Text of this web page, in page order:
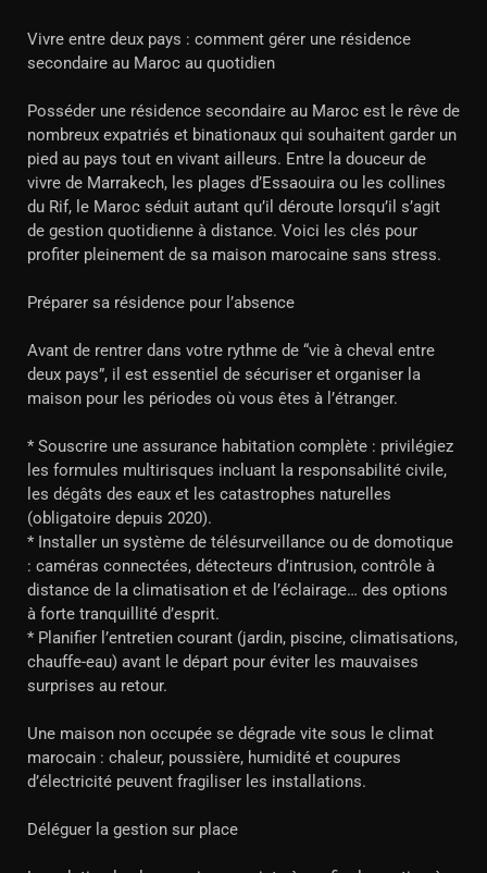
Vivre entre deux pays : comment gérer une résidence
secondaire au Maroc au quotidien
Posséder une résidence secondaire au Maroc est le rêve de
nombreux expatriés et binationaux qui souhaitent garder un
pied au pays tout en vivant ailleurs. Entre la douceur de
vivre de Marrakech, les plages d’Essaouira ou les collines
du Rif, le Maroc séduit autant qu’il déroute lorsqu’il s’agit
de gestion quotidienne à distance. Voici les clés pour
profiter pleinement de sa maison marocaine sans stress.
Préparer sa résidence pour l’absence
Avant de rentrer dans votre rythme de “vie à cheval entre
deux pays”, il est essentiel de sécuriser et organiser la
maison pour les périodes où vous êtes à l’étranger.
* Souscrire une assurance habitation complète : privilégiez
les formules multirisques incluant la responsabilité civile,
les dégâts des eaux et les catastrophes naturelles
(obligatoire depuis 2020).
* Installer un système de télésurveillance ou de domotique
: caméras connectées, détecteurs d’intrusion, contrôle à
distance de la climatisation et de l’éclairage… des options
à forte tranquillité d’esprit.
* Planifier l’entretien courant (jardin, piscine, climatisations,
chauffe-eau) avant le départ pour éviter les mauvaises
surprises au retour.
Une maison non occupée se dégrade vite sous le climat
marocain : chaleur, poussière, humidité et coupures
d’électricité peuvent fragiliser les installations.
Déléguer la gestion sur place